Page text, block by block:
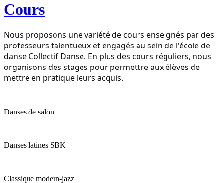
Cours
Nous proposons une variété de cours enseignés par des
professeurs talentueux et engagés au sein de l'école de
danse Collectif Danse. En plus des cours réguliers, nous
organisons des stages pour permettre aux élèves de
mettre en pratique leurs acquis.
Danses de salon
Danses latines SBK
Classique modern-jazz